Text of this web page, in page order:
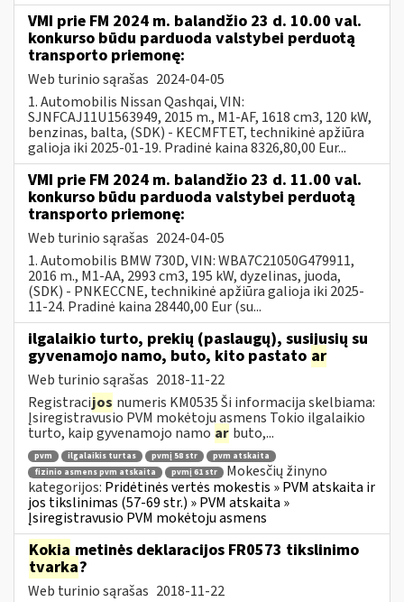
VMI prie FM 2024 m. balandžio 23 d. 10.00 val.
konkurso būdu parduoda valstybei perduotą
transporto priemonę:
Web turinio sąrašas 2024-04-05
1. Automobilis Nissan Qashqai, VIN:
SJNFCAJ11U1563949, 2015 m., M1-AF, 1618 cm3, 120 kW,
benzinas, balta, (SDK) - KECMFTET, technikinė apžiūra
galioja iki 2025-01-19. Pradinė kaina 8326,80,00 Eur...
VMI prie FM 2024 m. balandžio 23 d. 11.00 val.
konkurso būdu parduoda valstybei perduotą
transporto priemonę:
Web turinio sąrašas 2024-04-05
1. Automobilis BMW 730D, VIN: WBA7C21050G479911,
2016 m., M1-AA, 2993 cm3, 195 kW, dyzelinas, juoda,
(SDK) - PNKECCNE, technikinė apžiūra galioja iki 2025-
11-24. Pradinė kaina 28440,00 Eur (su...
ilgalaikio turto, prekių (paslaugų), susijusių su
gyvenamojo namo, buto, kito pastato ar
Web turinio sąrašas 2018-11-22
Registracijos numeris KM0535 Ši informacija skelbiama:
Įsiregistravusio PVM mokėtoju asmens Tokio ilgalaikio
turto, kaip gyvenamojo namo ar buto,...
pvm ilgalaikis turtas pvmį 58 str
pvm atskaita
fizinio asmens pvm atskaita
pvmį 61 str
Mokesčių žinyno
kategorijos: Pridėtinės vertės mokestis » PVM atskaita ir
jos tikslinimas (57-69 str.) » PVM atskaita »
Įsiregistravusio PVM mokėtoju asmens
Kokia metinės deklaracijos FR0573 tikslinimo
tvarka?
Web turinio sąrašas 2018-11-22